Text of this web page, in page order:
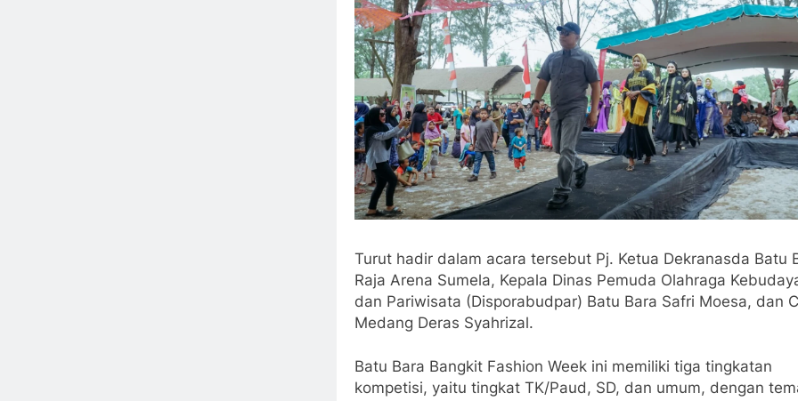
Turut hadir dalam acara tersebut Pj. Ketua Dekranasda Batu
Raja Arena Sumela, Kepala Dinas Pemuda Olahraga
dan Pariwisata (Disporabudpar) Batu Bara Safri Moesa, dan
Medang Deras Syahrizal.
Batu Bara Bangkit Fashion Week ini memiliki tiga tingkatan
kompetisi, yaitu tingkat TK/Paud, SD, dan umum, dengan